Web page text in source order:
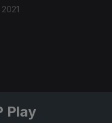
Play